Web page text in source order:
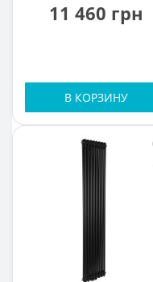
11 460 грн
В КОРЗИНУ